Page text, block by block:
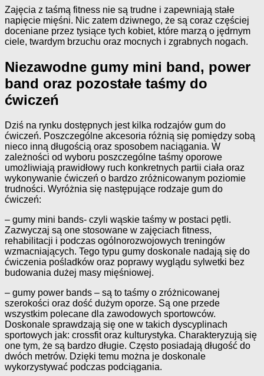
Zajęcia z taśmą fitness nie są trudne i zapewniają stałe
napięcie mięśni. Nic zatem dziwnego, że są coraz częściej
doceniane przez tysiące tych kobiet, które marzą o jędrnym
ciele, twardym brzuchu oraz mocnych i zgrabnych nogach.
Niezawodne gumy mini band, power
band oraz pozostałe taśmy do
ćwiczeń
Dziś na rynku dostępnych jest kilka rodzajów gum do
ćwiczeń. Poszczególne akcesoria różnią się pomiędzy sobą
nieco inną długością oraz sposobem naciągania. W
zależności od wyboru poszczególne taśmy oporowe
umożliwiają prawidłowy ruch konkretnych partii ciała oraz
wykonywanie ćwiczeń o bardzo zróżnicowanym poziomie
trudności. Wyróżnia się następujące rodzaje gum do
ćwiczeń:
– gumy mini bands- czyli wąskie taśmy w postaci pętli.
Zazwyczaj są one stosowane w zajęciach fitness,
rehabilitacji i podczas ogólnorozwojowych treningów
wzmacniających. Tego typu gumy doskonale nadają się do
ćwiczenia pośladków oraz poprawy wyglądu sylwetki bez
budowania dużej masy mięśniowej.
– gumy power bands – są to taśmy o zróżnicowanej
szerokości oraz dość dużym oporze. Są one przede
wszystkim polecane dla zawodowych sportowców.
Doskonale sprawdzają się one w takich dyscyplinach
sportowych jak: crossfit oraz kulturystyka. Charakteryzują się
one tym, że są bardzo długie. Często posiadają długość do
dwóch metrów. Dzięki temu można je doskonale
wykorzystywać podczas podciągania.